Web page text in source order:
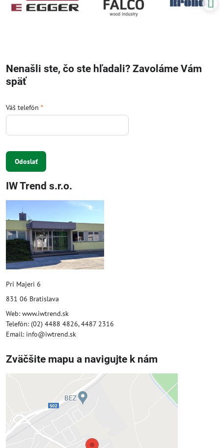
Nenašli ste, čo ste hľadali? Zavoláme Vám
späť
Váš telefón *
Odoslať
IW Trend s.r.o.
Pri Majeri 6
831 06 Bratislava
Web: www.iwtrend.sk
Telefón: (02) 4488 4826, 4487 2316
Email: info@iwtrend.sk
Zväčšite mapu a navigujte k nám
Externý obsah je blokovaný
Prajete si načítať externý obsah?